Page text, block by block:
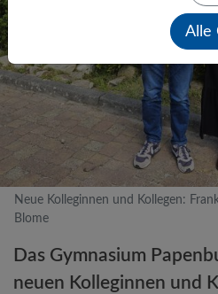
Neue Kolleginnen und Kollegen:
Blome
Das Gymnasium
neuen Kolleginnen und
Alle